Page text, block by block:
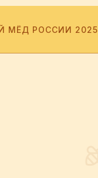
МЁД РОССИИ 2025